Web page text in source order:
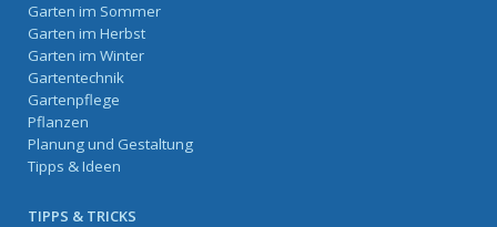
Garten im Sommer
Garten im Herbst
Garten im Winter
Gartentechnik
Gartenpflege
Pflanzen
Planung und Gestaltung
Tipps & Ideen
TIPPS & TRICKS